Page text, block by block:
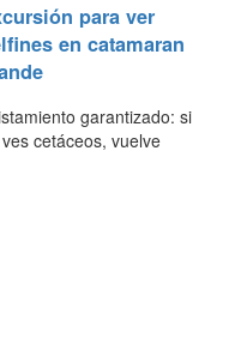
para ver
en catamaran
garantizado: si
cetáceos, vuelve